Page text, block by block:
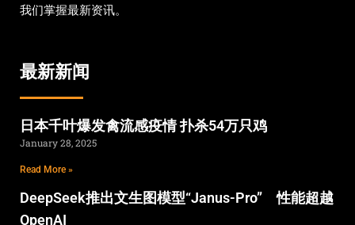
我们掌握最新资讯。
最新新闻
日本千叶爆发禽流感疫情 扑杀54万只鸡
January 28, 2025
Read More »
DeepSeek推出文生图模型“Janus-Pro” 性能超越
OpenAI